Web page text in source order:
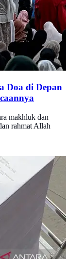
Doa di Depan
makhluk dan
rahmat Allah